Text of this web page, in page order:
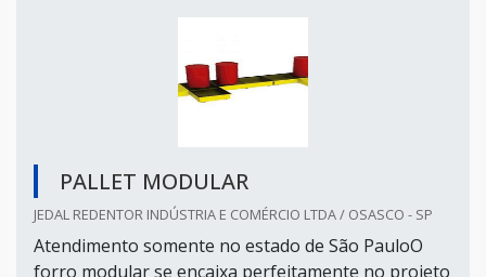
PALLET MODULAR
JEDAL REDENTOR INDÚSTRIA E COMÉRCIO LTDA / OSASCO - SP
Atendimento somente no estado de São PauloO
forro modular se encaixa perfeitamente no projeto